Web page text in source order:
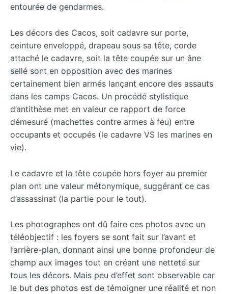
entourée de gendarmes.
Les décors des Cacos, soit cadavre sur porte,
ceinture enveloppé, drapeau sous sa tête, corde
attaché le cadavre, soit la tête coupée sur un âne
sellé sont en opposition avec des marines
certainement bien armés lançant encore des assauts
dans les camps Cacos. Un procédé stylistique
d’antithèse met en valeur ce rapport de force
démesuré (machettes contre armes à feu) entre
occupants et occupés (le cadavre VS les marines en
vie).
Le cadavre et la tête coupée hors foyer au premier
plan ont une valeur métonymique, suggérant ce cas
d’assassinat (la partie pour le tout).
Les photographes ont dû faire ces photos avec un
téléobjectif : les foyers se sont fait sur l’avant et
l’arrière-plan, donnant ainsi une bonne profondeur de
champ aux images tout en créant une netteté sur
tous les décors. Mais peu d’effet sont observable car
le but des photos est de témoigner une réalité et non